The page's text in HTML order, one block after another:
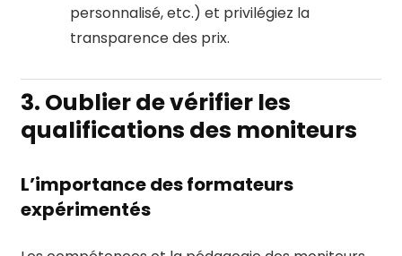
personnalisé, etc.) et privilégiez la
transparence des prix.
3. Oublier de vérifier les
qualifications des moniteurs
L’importance des formateurs
expérimentés